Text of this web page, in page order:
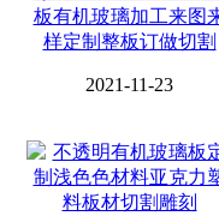
板有机玻璃加工来图
样定制整板订做切割
2021-11-23